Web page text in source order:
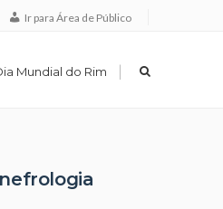
Ir para Área de Público
Mundial do Rim |